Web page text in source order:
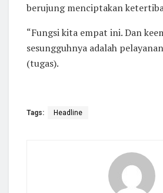
berujung menciptakan
“Fungsi kita empat ini. Dan
sesungguhnya adalah
(tugas).
Tags: Headline